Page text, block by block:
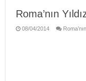
Roma’nın
08/04/2014